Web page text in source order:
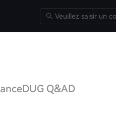
DUG Q&ADiscussions